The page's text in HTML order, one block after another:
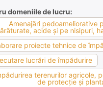
domeniile de lucru:
Amenajări pedoameliorative
acide şi pe nisipuri,
proiecte tehnice de
lucrări de împădurire
terenurilor agricole,
de protecţie şi